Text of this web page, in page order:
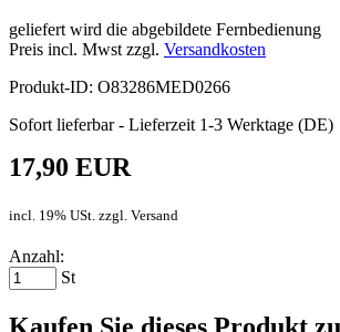
geliefert wird die abgebildete Fernbedienung
Preis incl. Mwst zzgl. Versandkosten
Produkt-ID: O83286MED0266
Sofort lieferbar - Lieferzeit 1-3 Werktage (DE)
17,90 EUR
incl. 19% USt. zzgl. Versand
Anzahl:
St
Kaufen Sie dieses Produkt